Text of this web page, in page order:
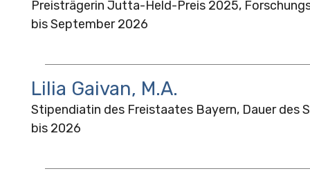
Preisträgerin Jutta-Held-Preis 2025,
bis September 2026
Lilia Gaivan, M.A.
Stipendiatin des Freistaates Bayern, Dauer des
bis 2026